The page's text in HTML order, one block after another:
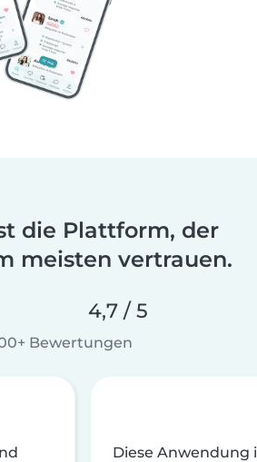
die Plattform, der
meisten vertrauen.
4,7 / 5
Bewertungen
Diese Anwendung